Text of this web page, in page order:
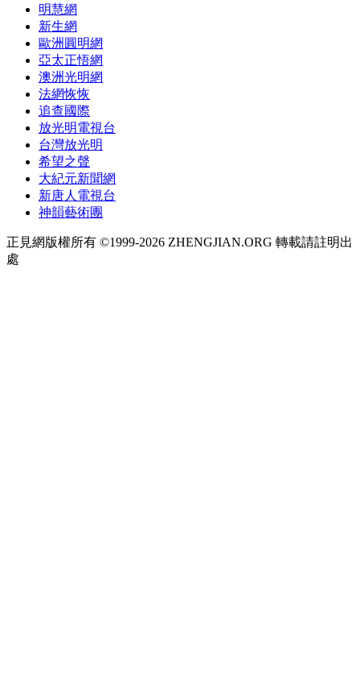
明慧網
新生網
歐洲圓明網
亞太正悟網
澳洲光明網
法網恢恢
追查國際
放光明電視台
台灣放光明
希望之聲
大紀元新聞網
新唐人電視台
神韻藝術團
正見網版權所有 ©1999-2026 ZHENGJIAN.ORG 轉載請註明出
處